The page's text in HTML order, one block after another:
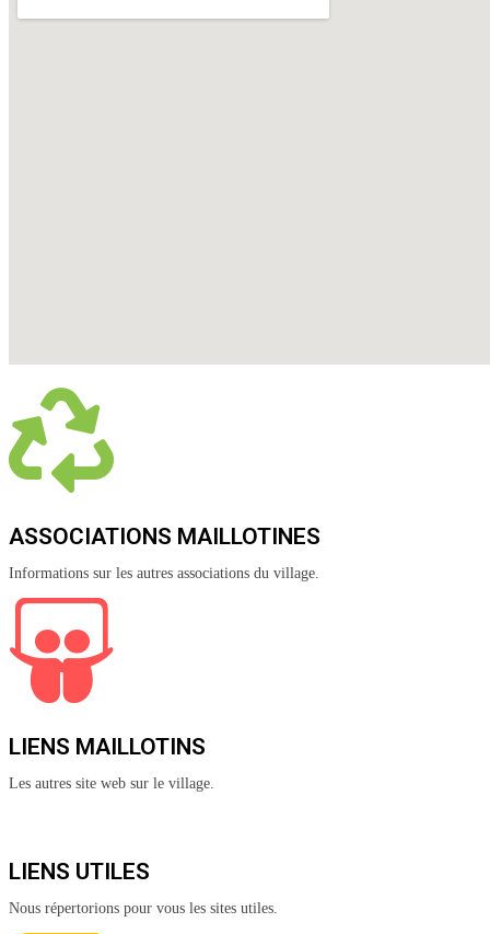
ASSOCIATIONS MAILLOTINES
Informations sur les autres associations du village.
LIENS MAILLOTINS
Les autres site web sur le village.
LIENS UTILES
Nous répertorions pour vous les sites utiles.